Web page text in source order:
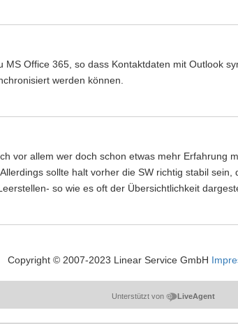
MS Office 365, so dass Kontaktdaten mit Outlook
werden können.
vor allem wer doch schon etwas mehr Erfahrung
sollte halt vorher die SW richtig stabil
so wie es oft der Übersichtlichkeit
Copyright © 2007-2023 Linear Service GmbH
Unterstützt von LiveAgent